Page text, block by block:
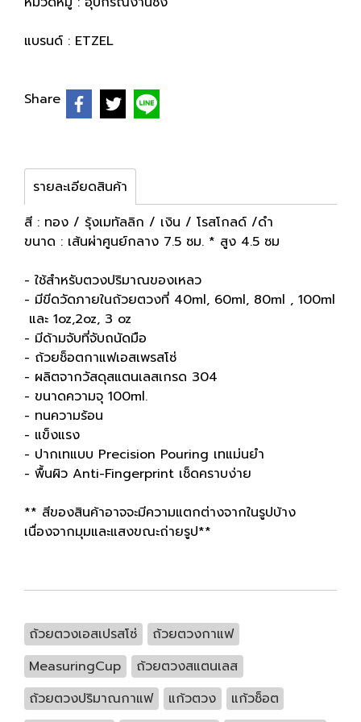
แบรนด์ : ETZEL
Share
รายละเอียดสินค้า
สี : ทอง / รุ้งเมทัลลิก / เงิน / โรสโกลด์ /ดำ
ขนาด : เส้นผ่าศูนย์กลาง 7.5 ซม. * สูง 4.5 ซม
- ใช้สำหรับตวงปริมาณของเหลว
- มีขีดวัดภายในถ้วยตวงที่ 40ml, 60ml, 80ml , 100ml
และ 1oz,2oz, 3 oz
- มีด้ามจับที่จับถนัดมือ
- ถ้วยช็อตกาแฟเอสเพรสโซ่
- ผลิตจากวัสดุสแตนเลสเกรด 304
- ขนาดความจุ 100ml.
- ทนความร้อน
- แข็งแรง
- ปากเทแบบ Precision Pouring เทแม่นยำ
- พื้นผิว Anti-Fingerprint เช็ดคราบง่าย
** สีของสินค้าอาจจะมีความแตกต่างจากในรูปบ้าง
เนื่องจากมุมและแสงขณะถ่ายรูป**
ถ้วยตวงเอสเปรสโซ่
ถ้วยตวงกาแฟ
MeasuringCup
ถ้วยตวงสแตนเลส
ถ้วยตวงปริมาณกาแฟ
แก้วตวง
แก้วช็อต